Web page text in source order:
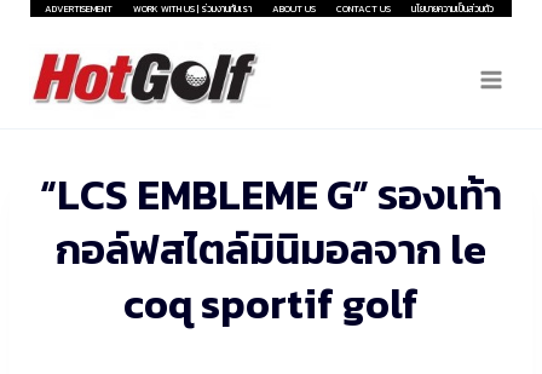
Skip
content
ADVERTISEMENT WORK WITH US | ร่วมงานกับเรา ABOUT US CONTACT US นโยบายความเป็นส่วนตัว
“LCS EMBLEME G” รองเท้า
กอล์ฟสไตล์มินิมอลจาก le
coq sportif golf